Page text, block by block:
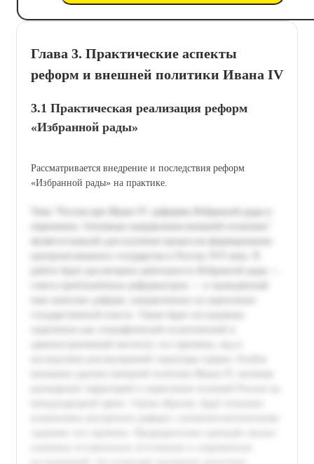
Глава 3. Практические аспекты
реформ и внешней политики Ивана IV
3.1 Практическая реализация реформ
«Избранной рады»
Рассматривается внедрение и последствия реформ
«Избранной рады» на практике.